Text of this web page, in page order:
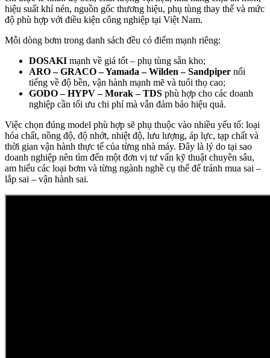
hiệu suất khí nén, nguồn gốc thương hiệu, phụ tùng thay thế và mức
độ phù hợp với điều kiện công nghiệp tại Việt Nam.
Mỗi dòng bơm trong danh sách đều có điểm mạnh riêng:
DOSAKI mạnh về giá tốt – phụ tùng sẵn kho;
ARO – GRACO – Yamada – Wilden – Sandpiper nổi
tiếng về độ bền, vận hành mạnh mẽ và tuổi thọ cao;
GODO – HYPV – Morak – TDS phù hợp cho các doanh
nghiệp cần tối ưu chi phí mà vẫn đảm bảo hiệu quả.
Việc chọn đúng model phù hợp sẽ phụ thuộc vào nhiều yếu tố: loại
hóa chất, nồng độ, độ nhớt, nhiệt độ, lưu lượng, áp lực, tạp chất và
thời gian vận hành thực tế của từng nhà máy. Đây là lý do tại sao
doanh nghiệp nên tìm đến một đơn vị tư vấn kỹ thuật chuyên sâu,
am hiểu các loại bơm và từng ngành nghề cụ thể để tránh mua sai –
lắp sai – vận hành sai.